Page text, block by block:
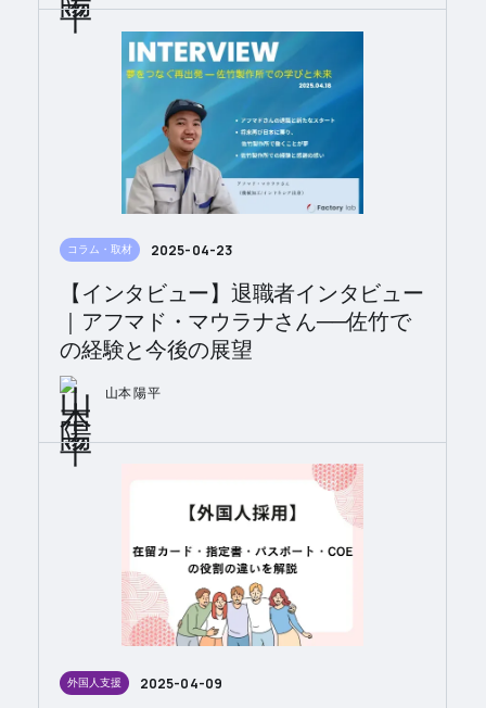
コラム・取材 2025-04-23
【インタビュー】退職者インタビュー
｜アフマド・マウラナさん──佐竹で
の経験と今後の展望
山本 陽平
外国人支援 2025-04-09